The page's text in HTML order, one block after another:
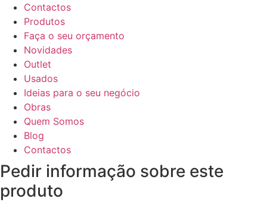
Contactos
Produtos
Faça o seu orçamento
Novidades
Outlet
Usados
Ideias para o seu negócio
Obras
Quem Somos
Blog
Contactos
Pedir informação sobre este
produto